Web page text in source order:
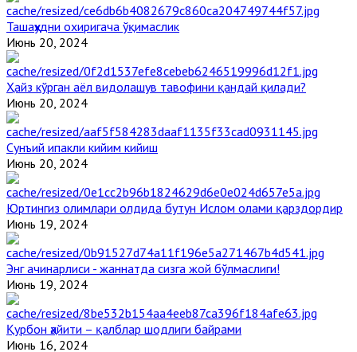
Ташаҳҳудни охиригача ўқимаслик
Июнь 20, 2024
Ҳайз кўрган аёл видолашув тавофини қандай қилади?
Июнь 20, 2024
Сунъий ипакли кийим кийиш
Июнь 20, 2024
Юртингиз олимлари олдида бутун Ислом олами қарздордир
Июнь 19, 2024
Энг ачинарлиси - жаннатда сизга жой бўлмаслиги!
Июнь 19, 2024
Қурбон ҳайити – қалблар шодлиги байрами
Июнь 16, 2024